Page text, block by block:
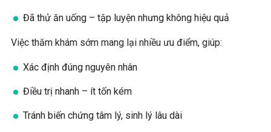
Đã thử ăn uống – tập luyện nhưng không hiệu quả
Việc thăm khám sớm mang lại nhiều ưu điểm, giúp:
Xác định đúng nguyên nhân
Điều trị nhanh – ít tốn kém
Tránh biến chứng tâm lý, sinh lý lâu dài